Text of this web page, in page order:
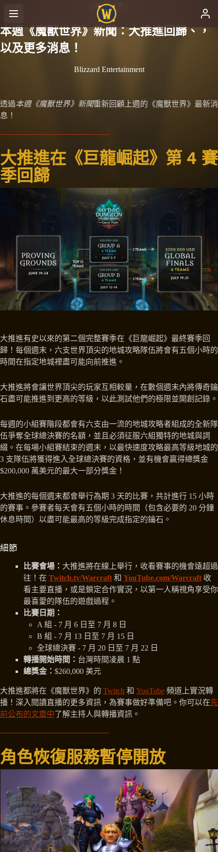
《魔獸世界》
本週《魔獸世界》新聞：大推進回歸、，
以及更多消息！
Blizzard Entertainment
透過本週《魔獸世界》新聞重新回顧上週的《魔獸世界》最新消
息！
大推進在《巨龍崛起》第 4 賽
季回歸
大推進有史以來的第二個完整賽季在《巨龍崛起》最終賽季回
歸！每個週末，六支世界頂尖的地城攻略隊伍將會有五個小時的
時間在指定地城裡盡可能向前推進。
大推進將會讓世界頂尖的玩家互相較量，在數個週末內將傳奇鑰
石盡可能推進到更高的等級，以此測試他們的極限並開創記錄。
每週的小組賽階段都會有六支由一流的地城攻略者組成的全新隊
伍爭奪全球總決賽的名額，並且必須征服六組獨特的地城與詞
綴。在每場小組賽結束的週末，以最快速度攻略最高等級地城的
3 支隊伍將獲得進入全球總決賽的資格，並有機會贏得總獎金
$200,000 萬美元的最大一部分獎金！
大推進的每個週末都會舉行為期 3 天的比賽，共計進行 15 小時
的賽事。參賽者每天會有五個小時的時間（包含必要的 20 分鐘
休息時間）以盡可能最高的等級完成指定的鑰石。
細節
比賽會場： 大推進將在線上舉行，收看賽事的機會遠超過
往！在 Twitch.tv/Warcraft 和 YouTube.com/Warcraft 收
看主要直播，或是鎖定合作實況，以第一人稱視角享受你
最喜愛的隊伍的遊戲過程。
比賽日期：
A 組 - 7 月 6 日至 7 月 8 日
B 組 - 7 月 13 日至 7 月 15 日
全球總決賽 - 7 月 20 日至 7 月 22 日
轉播開始時間： 台灣時間凌晨 1 點
總獎金： $260,000 美元
大推進都將在《魔獸世界》的 Twitch 和 YouTube 頻道上實況轉
播！深入閱讀直播的更多資訊，為賽事做好準備吧。你可以在先
前公布的文章中了解主持人與轉播資訊。
角色恢復服務暫停開放